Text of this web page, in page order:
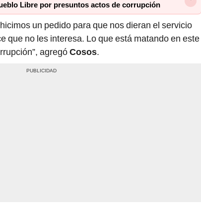
Libre por presuntos actos de corrupción
un pedido para que nos dieran el servicio
que no les interesa. Lo que está matando en este
agregóCosos.